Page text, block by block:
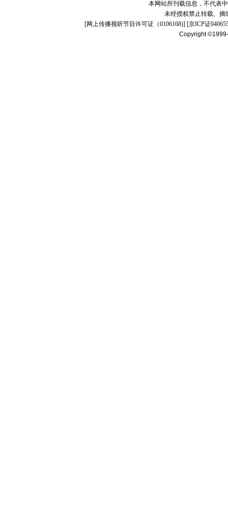
本网站所刊载信息，不代表
未经授权禁止转载、摘
[网上传播视听节目许可证（0106168)] [京ICP证
Copyright